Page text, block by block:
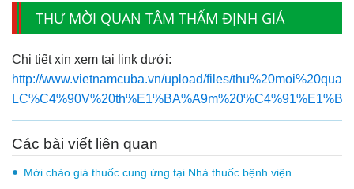
THƯ MỜI QUAN TÂM THẨM ĐỊNH GIÁ
Chi tiết xin xem tại link dưới:
http://www.vietnamcuba.vn/upload/files/
Các bài viết liên quan
Mời chào giá thuốc cung ứng tại Nhà thuốc bệnh viện